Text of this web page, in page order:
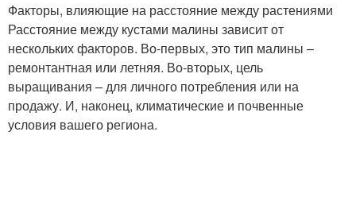
Факторы, влияющие на расстояние между растениями
Расстояние между кустами малины зависит от
нескольких факторов. Во-первых, это тип малины –
ремонтантная или летняя. Во-вторых, цель
выращивания – для личного потребления или на
продажу. И, наконец, климатические и почвенные
условия вашего региона.